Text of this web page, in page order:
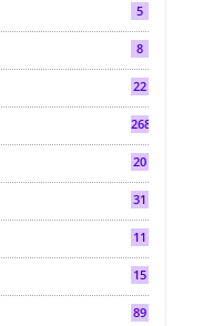
5
8
22
268
20
31
11
15
89